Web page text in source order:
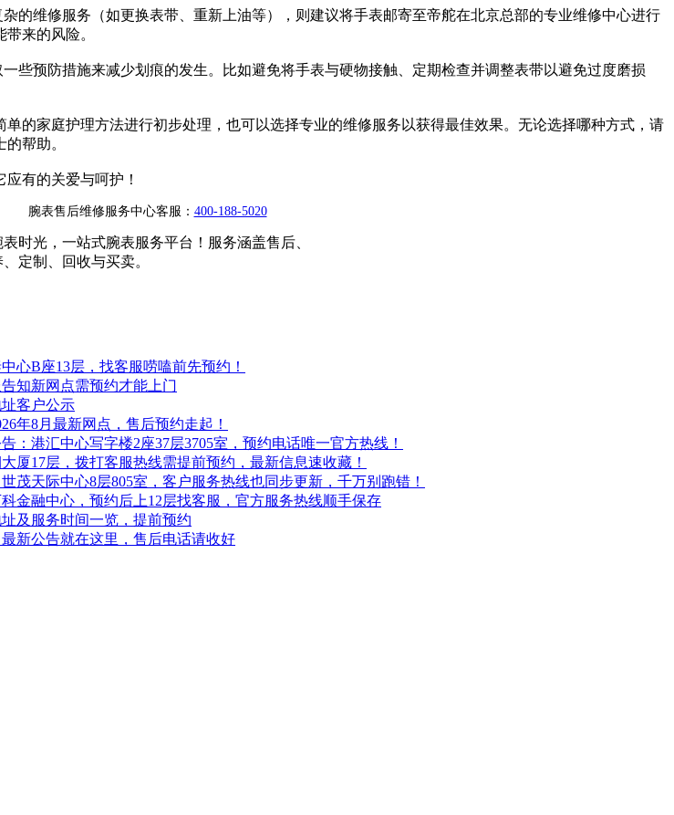
的维修服务（如更换表带、重新上油等），则建议将手表邮寄至帝舵在北京总部的专业维修中心进行
来的风险。
些预防措施来减少划痕的发生。比如避免将手表与硬物接触、定期检查并调整表带以避免过度磨损
的家庭护理方法进行初步处理，也可以选择专业的维修服务以获得最佳效果。无论选择哪种方式，请
帮助。
有的关爱与呵护！
腕表售后维修服务中心客服： 400-188-5020
心B座13层，找客服唠嗑前先预约！
知新网点需预约才能上门
客户公示
年8月最新网点，售后预约走起！
：港汇中心写字楼2座37层3705室，预约电话唯一官方热线！
厦17层，拨打客服热线需提前预约，最新信息速收藏！
茂天际中心8层805室，客户服务热线也同步更新，千万别跑错！
金融中心，预约后上12层找客服，官方服务热线顺手保存
及服务时间一览，提前预约
新公告就在这里，售后电话请收好